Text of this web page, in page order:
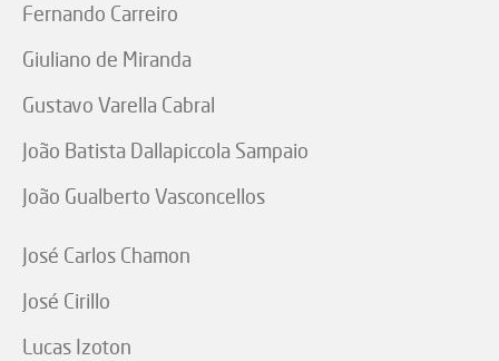
Fernando Carreiro
Giuliano de Miranda
Gustavo Varella Cabral
João Batista Dallapiccola Sampaio
João Gualberto Vasconcellos
José Carlos Chamon
José Cirillo
Lucas Izoton